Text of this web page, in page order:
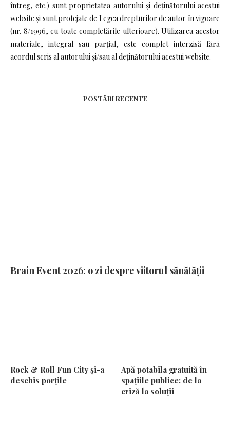
întreg, etc.) sunt proprietatea autorului și deținătorului acestui
website și sunt protejate de Legea drepturilor de autor în vigoare
(nr. 8/1996, cu toate completările ulterioare). Utilizarea acestor
materiale, integral sau parțial, este complet interzisă fără
acordul scris al autorului și/sau al deținătorului acestui website.
POSTĂRI RECENTE
Brain Event 2026: o zi despre viitorul sănătății
Rock & Roll Fun City și-a
deschis porțile
Apă potabila gratuită în
spațiile publice: de la
criză la soluții